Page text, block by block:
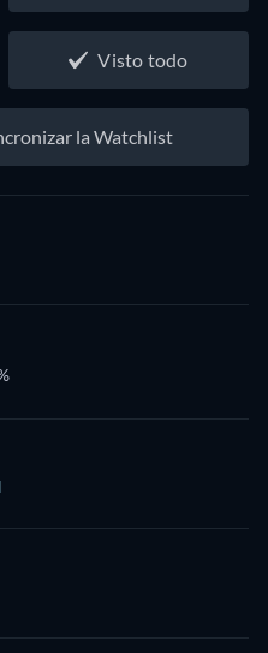
Visto todo
la Watchlist